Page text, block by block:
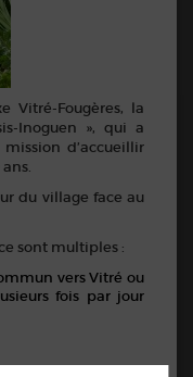
Vitré-Fougères, la
Inoguen », qui a
d’accueillir
du village face au
sont multiples :
vers Vitré ou
fois par jour